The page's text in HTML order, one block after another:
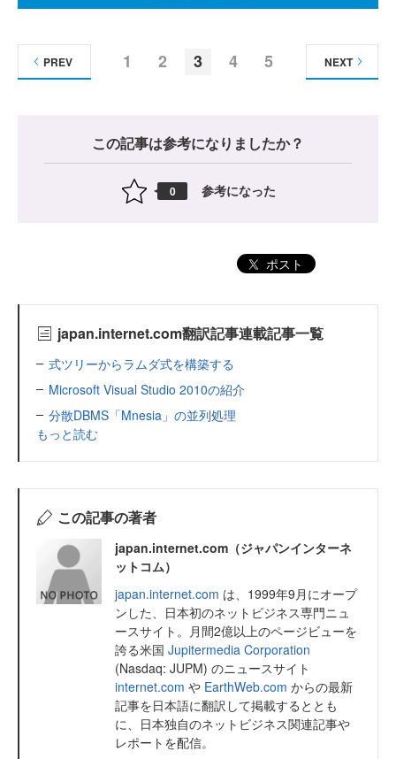
1 2 3 4 5
PREV NEXT
この記事は参考になりましたか？
0 参考になった
ポスト
japan.internet.com翻訳記事連載記事一覧
式ツリーからラムダ式を構築する
Microsoft Visual Studio 2010の紹介
分散DBMS「Mnesia」の並列処理
もっと読む
この記事の著者
japan.internet.com（ジャパンインターネ
ットコム）
japan.internet.com は、1999年9月にオープ
ンした、日本初のネットビジネス専門ニュ
ースサイト。月間2億以上のページビューを
誇る米国 Jupitermedia Corporation
(Nasdaq: JUPM) のニュースサイト
internet.com や EarthWeb.com からの最新
記事を日本語に翻訳して掲載するととも
に、日本独自のネットビジネス関連記事や
レポートを配信。